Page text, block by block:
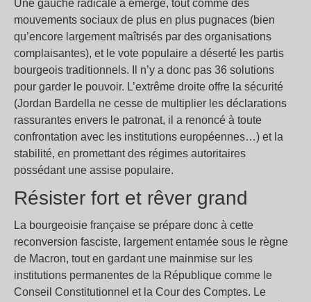
Une gauche radicale a émergé, tout comme des
mouvements sociaux de plus en plus pugnaces (bien
qu’encore largement maîtrisés par des organisations
complaisantes), et le vote populaire a déserté les partis
bourgeois traditionnels. Il n’y a donc pas 36 solutions
pour garder le pouvoir. L’extrême droite offre la sécurité
(Jordan Bardella ne cesse de multiplier les déclarations
rassurantes envers le patronat, il a renoncé à toute
confrontation avec les institutions européennes…) et la
stabilité, en promettant des régimes autoritaires
possédant une assise populaire.
Résister fort et rêver grand
La bourgeoisie française se prépare donc à cette
reconversion fasciste, largement entamée sous le règne
de Macron, tout en gardant une mainmise sur les
institutions permanentes de la République comme le
Conseil Constitutionnel et la Cour des Comptes. Le